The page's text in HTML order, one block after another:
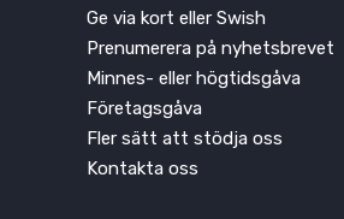
Ge via kort eller Swish
Prenumerera på nyhetsbrevet
Minnes- eller högtidsgåva
Företagsgåva
Fler sätt att stödja oss
Kontakta oss